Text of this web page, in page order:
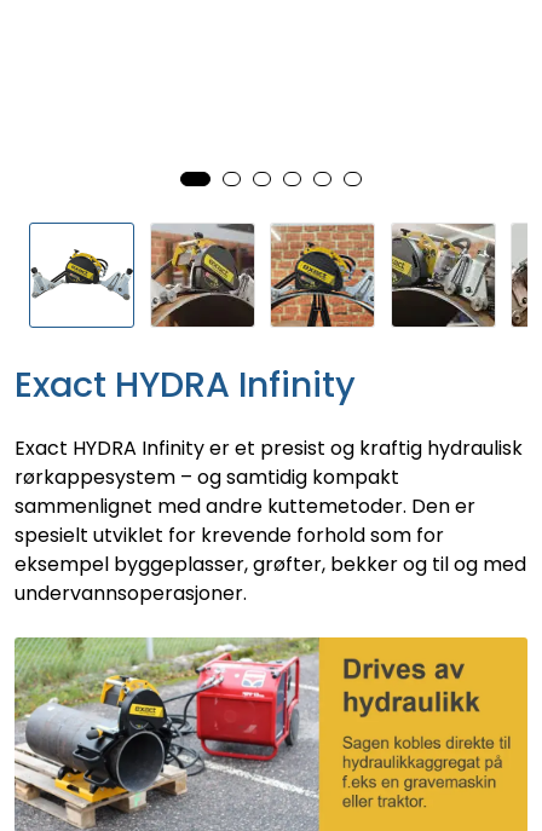
Exact HYDRA Infinity
Exact HYDRA Infinity er et presist og kraftig hydraulisk
rørkappesystem – og samtidig kompakt
sammenlignet med andre kuttemetoder. Den er
spesielt utviklet for krevende forhold som for
eksempel byggeplasser, grøfter, bekker og til og med
undervannsoperasjoner.